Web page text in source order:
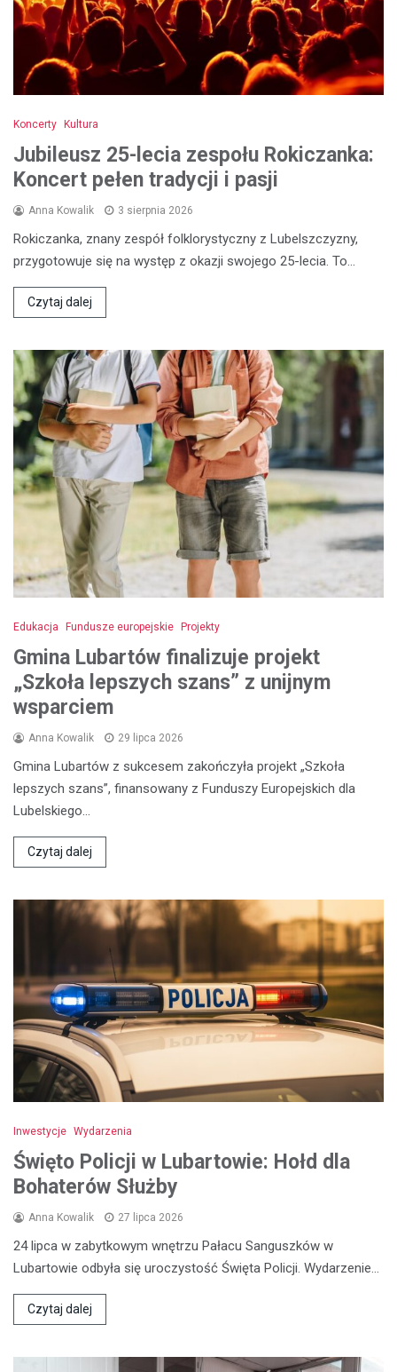
Koncerty Kultura
Jubileusz 25-lecia zespołu Rokiczanka:
Koncert pełen tradycji i pasji
Anna Kowalik 3 sierpnia 2026
Rokiczanka, znany zespół folklorystyczny z Lubelszczyzny,
przygotowuje się na występ z okazji swojego 25-lecia. To…
Czytaj dalej
Edukacja Fundusze europejskie Projekty
Gmina Lubartów finalizuje projekt
„Szkoła lepszych szans” z unijnym
wsparciem
Anna Kowalik 29 lipca 2026
Gmina Lubartów z sukcesem zakończyła projekt „Szkoła
lepszych szans”, finansowany z Funduszy Europejskich dla
Lubelskiego…
Czytaj dalej
Inwestycje Wydarzenia
Święto Policji w Lubartowie: Hołd dla
Bohaterów Służby
Anna Kowalik 27 lipca 2026
24 lipca w zabytkowym wnętrzu Pałacu Sanguszków w
Lubartowie odbyła się uroczystość Święta Policji. Wydarzenie…
Czytaj dalej